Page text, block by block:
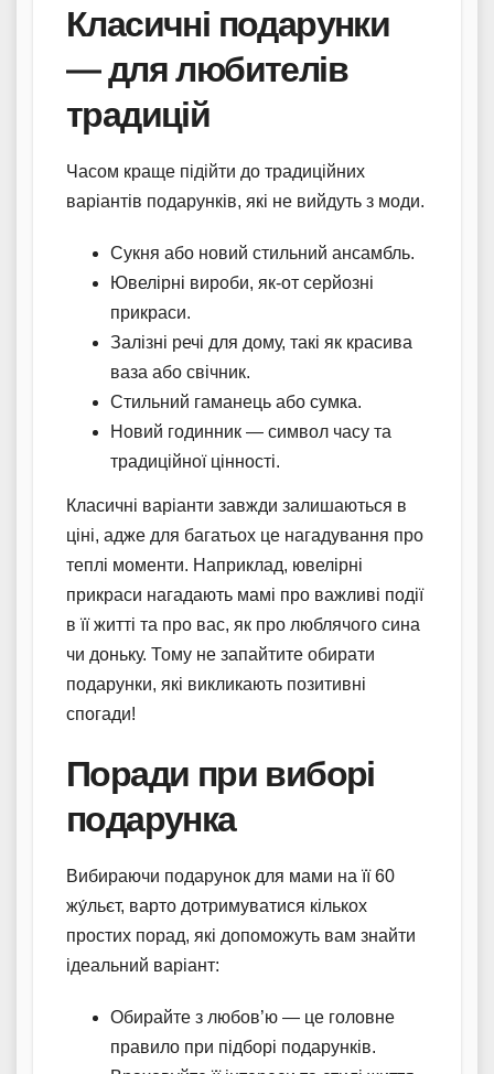
Класичні подарунки
— для любителів
традицій
Часом краще підійти до традиційних
варіантів подарунків, які не вийдуть з моди.
Сукня або новий стильний ансамбль.
Ювелірні вироби, як-от серйозні
прикраси.
Залізні речі для дому, такі як красива
ваза або свічник.
Стильний гаманець або сумка.
Новий годинник — символ часу та
традиційної цінності.
Класичні варіанти завжди залишаються в
ціні, адже для багатьох це нагадування про
теплі моменти. Наприклад, ювелірні
прикраси нагадають мамі про важливі події
в її житті та про вас, як про люблячого сина
чи доньку. Тому не запайтите обирати
подарунки, які викликають позитивні
спогади!
Поради при виборі
подарунка
Вибираючи подарунок для мами на її 60
жу́льєт, варто дотримуватися кількох
простих порад, які допоможуть вам знайти
ідеальний варіант:
Обирайте з любов’ю — це головне
правило при підборі подарунків.